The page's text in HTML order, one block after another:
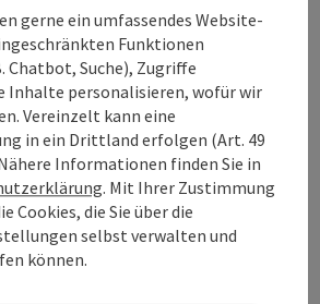
gerne ein umfassendes Website-
Funktionen
Chatbot, Suche), Zugriffe
Inhalte personalisieren, wofür wir
Vereinzelt kann eine
in ein Drittland erfolgen (Art. 49
Nähere Informationen finden Sie in
. Mit Ihrer Zustimmung
Cookies, die Sie über die
selbst verwalten und
können.